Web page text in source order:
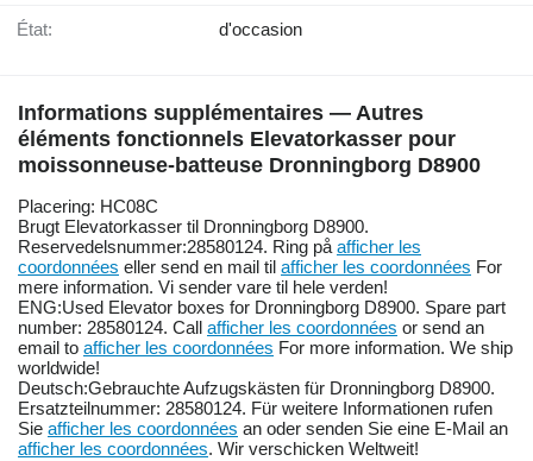
État: d'occasion
Informations supplémentaires — Autres
éléments fonctionnels Elevatorkasser pour
moissonneuse-batteuse Dronningborg D8900
Placering: HC08C
Brugt Elevatorkasser til Dronningborg D8900.
Reservedelsnummer:28580124. Ring på afficher les
coordonnées eller send en mail til afficher les coordonnées For
mere information. Vi sender vare til hele verden!
ENG:Used Elevator boxes for Dronningborg D8900. Spare part
number: 28580124. Call afficher les coordonnées or send an
email to afficher les coordonnées For more information. We ship
worldwide!
Deutsch:Gebrauchte Aufzugskästen für Dronningborg D8900.
Ersatzteilnummer: 28580124. Für weitere Informationen rufen
Sie afficher les coordonnées an oder senden Sie eine E-Mail an
afficher les coordonnées. Wir verschicken Weltweit!